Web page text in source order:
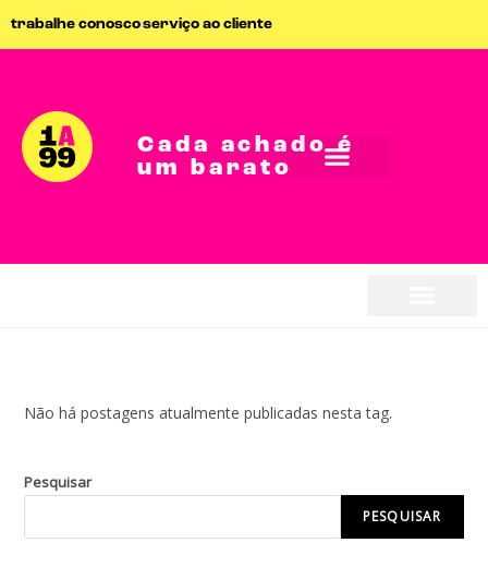
trabalhe conoscoserviço ao cliente
Cada achado é
um barato
Não há postagens atualmente publicadas nesta tag.
Pesquisar
PESQUISAR